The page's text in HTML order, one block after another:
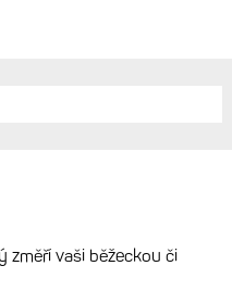
Bosch se
s Garminem.